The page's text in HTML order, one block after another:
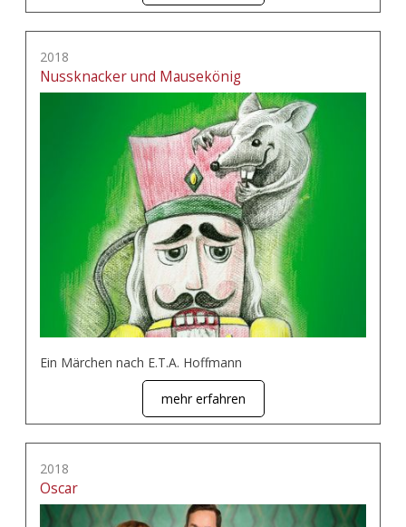
2018
Nussknacker und Mausekönig
Ein Märchen nach E.T.A. Hoffmann
mehr erfahren
2018
Oscar